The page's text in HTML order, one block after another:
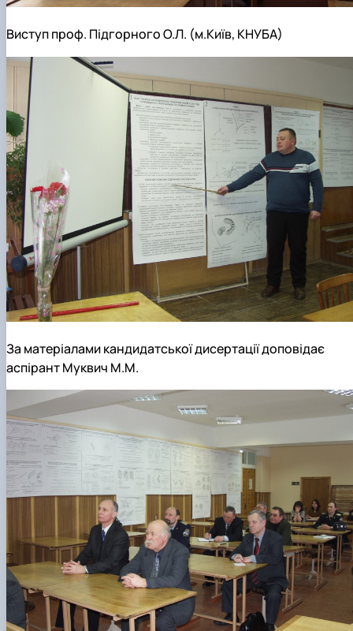
Виступ проф. Підгорного О.Л. (м.Київ, КНУБА)
За матеріалами кандидатської дисертації доповідає
аспірант Муквич М.М.